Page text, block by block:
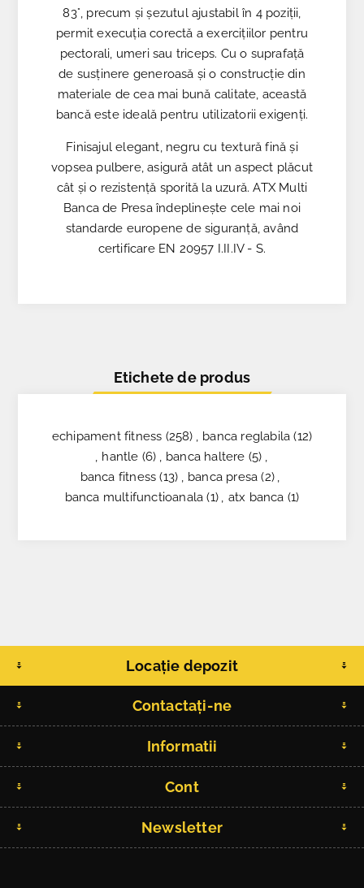
83°, precum și șezutul ajustabil în 4 poziții,
permit execuția corectă a exercițiilor pentru
pectorali, umeri sau triceps. Cu o suprafață
de susținere generoasă și o construcție din
materiale de cea mai bună calitate, această
bancă este ideală pentru utilizatorii exigenți.
Finisajul elegant, negru cu textură fină și
vopsea pulbere, asigură atât un aspect plăcut
cât și o rezistență sporită la uzură. ATX Multi
Banca de Presa îndeplinește cele mai noi
standarde europene de siguranță, având
certificare EN 20957 I.II.IV - S.
Etichete de produs
echipament fitness (258) , banca reglabila (12)
, hantle (6) , banca haltere (5) ,
banca fitness (13) , banca presa (2) ,
banca multifunctioanala (1) , atx banca (1)
Locație depozit
Contactați-ne
Informatii
Cont
Newsletter